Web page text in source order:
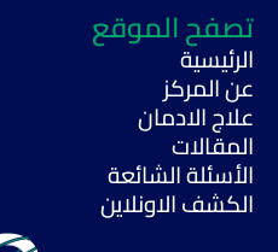
تصفح الموقع
الرئيسية
عن المركز
علاج الادمان
المقالات
الأسئلة الشائعة
الكشف الاونلاين